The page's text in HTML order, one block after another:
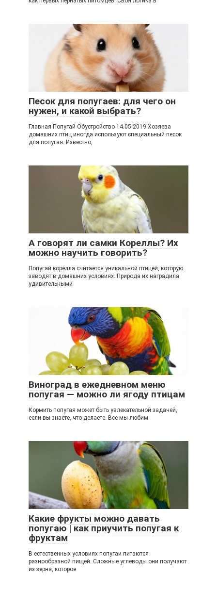
Песок для попугаев: для чего он
нужен, и какой выбрать?
Главная Попугай Обустройство 14.05.2019 Хозяева
домашних птиц иногда используют специальный песок
для попугая. Известно,
А говорят ли самки Кореллы? Их
можно научить говорить?
Попугай корелла считается уникальной птицей, которую
заводят в домашних условиях. Природа их наградила
удивительными
Виноград в ежедневном меню
попугая — можно ли ягоду птицам
Кормить попугая может быть увлекательной задачей,
если вы знаете, что делаете. Все мы любим
Какие фрукты можно давать
попугаю | как приучить попугая к
фруктам
В естественных условиях попугаи питаются
разнообразной пищей. Сложные углеводы они получают
из зерна, которое